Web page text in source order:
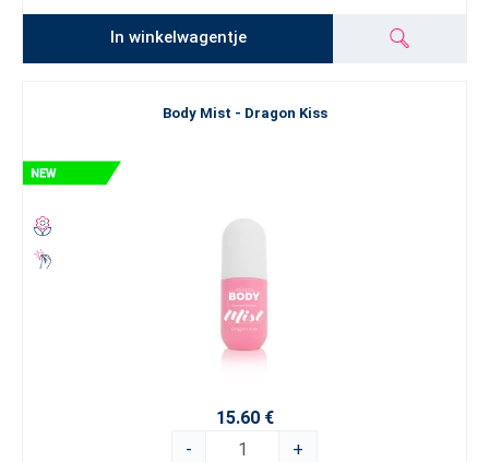
In winkelwagentje
Body Mist - Dragon Kiss
15.60 €
-
+